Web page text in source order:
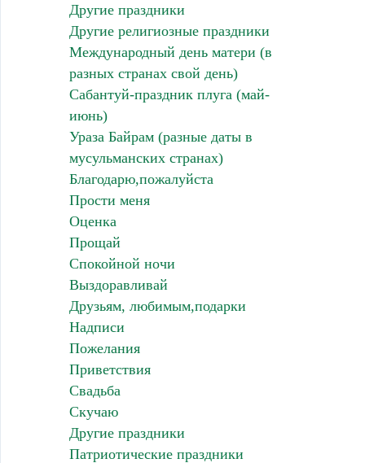
Другие праздники
Другие религиозные праздники
Международный день матери (в
разных странах свой день)
Сабантуй-праздник плуга (май-
июнь)
Ураза Байрам (разные даты в
мусульманских странах)
Благодарю,пожалуйста
Прости меня
Оценка
Прощай
Спокойной ночи
Выздоравливай
Друзьям, любимым,подарки
Надписи
Пожелания
Приветствия
Свадьба
Скучаю
Другие праздники
Патриотические праздники